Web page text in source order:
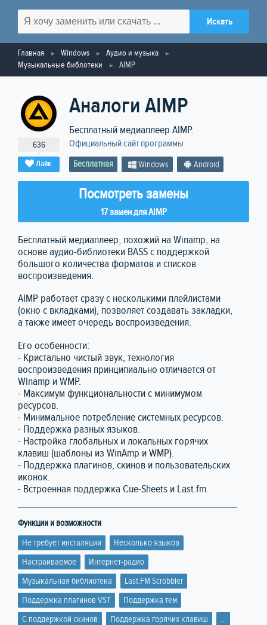
Главная Windows
Аудио и музыка
Музыкальные библотеки
AIMP
636
Лайк
Аналоги AIMP
Бесплатный медиаплеер AIMP.
Официальный сайт программы
Бесплатная Windows Android
Посмотреть замены
17 замен для AIMP
Бесплатный медиаплеер, похожий на Winamp, на
основе аудио-библиотеки BASS с поддержкой
большого количества форматов и списков
воспроизведения.
AIMP работает сразу с несколькими плейлистами
(окно с вкладками), позволяет создавать закладки,
а также имеет очередь воспроизведения.
Его особенности:
- Кристально чистый звук, технология
воспроизведения принципиально отличается от
Winamp и WMP.
- Максимум функциональности с минимумом
ресурсов.
- Минимальное потребление системных ресурсов.
- Поддержка разных языков.
- Настройка глобальных и локальных горячих
клавиш (шаблоны из WinAmp и WMP).
- Поддержка плагинов, скинов и пользовательских
иконок.
- Встроенная поддержка Cue-Sheets и Last.fm.
Функции и возможности
Не требует инсталяции
Несколько языков
Настраиваемое
Интернет-радио
Музыкальная библиотека
Last.FM Scrobbler
Поддержка плагинов VST
Поддержка тем
C поддержкой скинов
Поддержка горячих клавиш ...